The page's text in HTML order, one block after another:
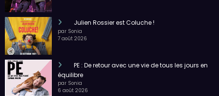
Julien Rossier est Coluche !
par Sonia
7 août 2026
PE : De retour avec une vie de tous les jours en
équilibre
par Sonia
6 août 2026